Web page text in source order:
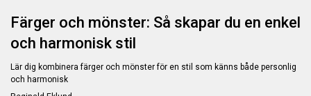
Färger och mönster: Så skapar du en enkel
och harmonisk stil
Lär dig kombinera färger och mönster för en stil som känns både personlig
och harmonisk